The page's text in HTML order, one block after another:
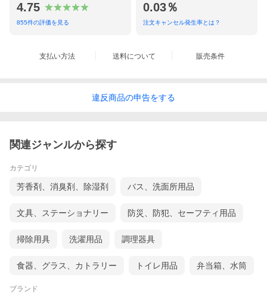
4.75
855件の評価を見る
0.03％
注文キャンセル発生率とは？
支払い方法 送料について 販売条件
違反商品の申告をする
関連ジャンルから探す
カテゴリ
芳香剤、消臭剤、除湿剤 バス、洗面所用品
文具、ステーショナリー 防災、防犯、セーフティ用品
掃除用具 洗濯用品 調理器具
食器、グラス、カトラリー トイレ用品 弁当箱、水筒
ブランド